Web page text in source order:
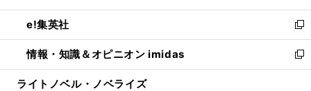
開
く
ウ
で
開
く
ン
ド
ウ
で
開
ウ
ィ
ン
ド
ウ
し
い
ウ
ィ
ン
e!集英社
新
し
い
ウ
情報・知識＆オピニオン imidas
新
し
ライトノベル・ノベライズ